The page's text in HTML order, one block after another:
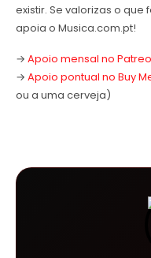
existir. Se valorizas o
apoia o Musica.com.pt!
→ Apoio mensal no
→ Apoio pontual no Buy
ou a uma cerveja)